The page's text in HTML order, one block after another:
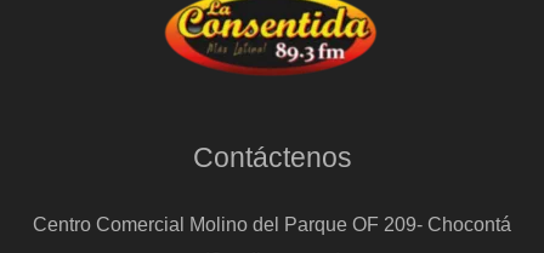
Contáctenos
Centro Comercial Molino del Parque OF 209- Chocontá